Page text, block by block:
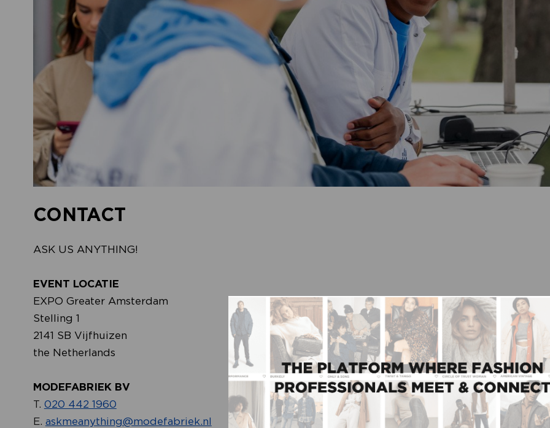
CONTACT
ASK US ANYTHING!
EVENT LOCATIE
EXPO Greater Amsterdam
Stelling 1
2141 SB Vijfhuizen
the Netherlands
MODEFABRIEK BV
T. 020 442 1960
E. askmeanything@modefabriek.nl